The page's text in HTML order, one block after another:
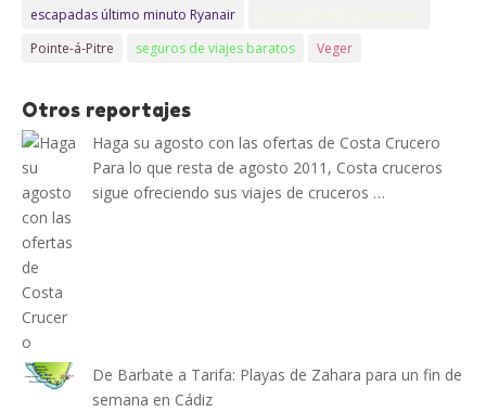
escapadas último minuto Ryanair
Pointe-á-Pitre
seguros de viajes baratos Veger
Otros reportajes
Haga su agosto con las ofertas de Costa Crucero
Para lo que resta de agosto 2011, Costa cruceros
sigue ofreciendo sus viajes de cruceros …
De Barbate a Tarifa: Playas de Zahara para un fin de
semana en Cádiz